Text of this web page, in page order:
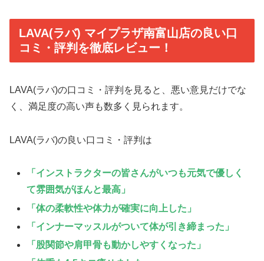
LAVA(ラバ) マイプラザ南富山店の良い口
コミ・評判を徹底レビュー！
LAVA(ラバ)の口コミ・評判を見ると、悪い意見だけでな
く、満足度の高い声も数多く見られます。
LAVA(ラバ)の良い口コミ・評判は
「インストラクターの皆さんがいつも元気で優しく
て雰囲気がほんと最高」
「体の柔軟性や体力が確実に向上した」
「インナーマッスルがついて体が引き締まった」
「股関節や肩甲骨も動かしやすくなった」